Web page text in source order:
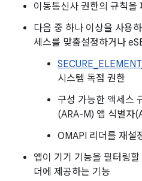
이동통신사 권한의 규칙을
다음 중 하나 이상을 사용
세스를 맞춤설정하거나
시스템 독점 권한
구성 가능한 액세스
(ARA-M) 앱 식별자
OMAPI 리더를 재설
앱이 기기 기능을 필터링
더에 제공하는 기능